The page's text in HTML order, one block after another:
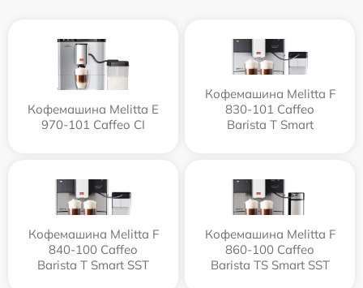
Кофемашина Melitta Е
970-101 Caffeo CI
Кофемашина Melitta F
830-101 Caffeo
Barista T Smart
Кофемашина Melitta F
840-100 Caffeo
Barista T Smart SST
Кофемашина Melitta F
860-100 Caffeo
Barista TS Smart SST